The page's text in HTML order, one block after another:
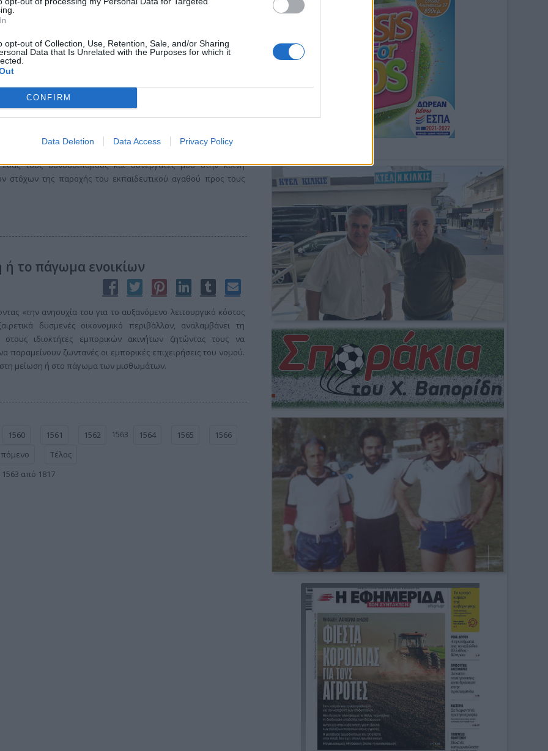
opt-out of Collection, Use, Retention, Sale, and/or Sharing
Data that Is Unrelated with the Purposes for which it
CONFIRM
Data Deletion Data Access Privacy Policy
Το σεμινάριο είχε διάρκεια 40 ωρών και συμμετείχαν 46 μέλη
Λευκωσίας (Κύπρος).
ΔΕ κ. Δάφνης Νιάκα
από την εκπαίδευση κλείνει ένας κύκλος της ζωής μου και
μαζί σας για να εκφράσω την ευαρέσκεια και τις
τους συνοδοιπόρους και συνεργάτες μου στην κοινή
στόχων της παροχής του εκπαιδευτικού αγαθού προς τους
ή το πάγωμα ενοικίων
«την ανησυχία του για το αυξανόμενο λειτουργικό κόστος
δυσμενές οικονομικό περιβάλλον, αναλαμβάνει τη
ιδιοκτήτες εμπορικών ακινήτων ζητώντας τους να
παραμείνουν ζωντανές οι εμπορικές επιχειρήσεις του νομού.
στη μείωση ή στο πάγωμα των μισθωμάτων.
1560 1561 1562 1563 1564 1565
1566
Τέλος
1563 από 1817